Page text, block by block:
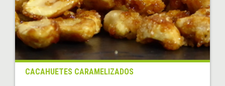
CACAHUETES CARAMELIZADOS